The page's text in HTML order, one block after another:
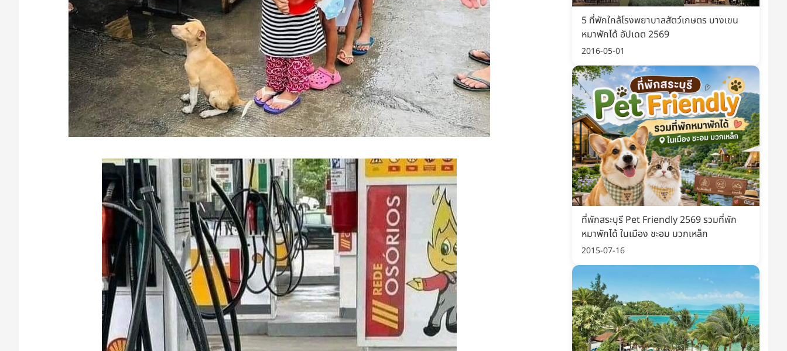
5 ที่พักใกล้โรงพยาบาลสัตว์เกษตร บางเขน
หมาพักได้ อัปเดต 2569
2016-05-01
ที่พักสระบุรี Pet Friendly 2569 รวมที่พัก
หมาพักได้ ในเมือง ชะอม มวกเหล็ก
2015-07-16